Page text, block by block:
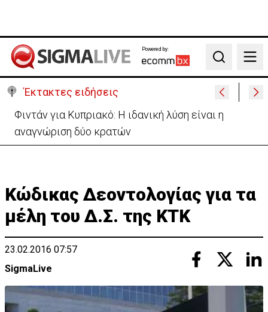
Powered by:
Search
Έκτακτες ειδήσεις
Μεγάλο πακέτο όπλων από Τουρκία προς Ουκρανία
-Κίνηση με μήνυμα προς Μόσχα;
Κώδικας Δεοντολογίας για τα
μέλη του Δ.Σ. της ΚΤΚ
23.02.2016 07:57
SigmaLive